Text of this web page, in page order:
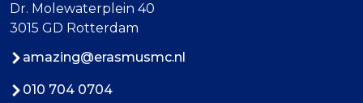
Dr. Molewaterplein 40
3015 GD Rotterdam
amazing@erasmusmc.nl
010 704 0704